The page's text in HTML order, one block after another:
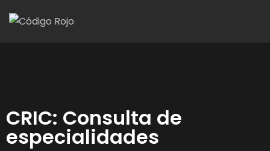
CRIC: Consulta de
especialidades